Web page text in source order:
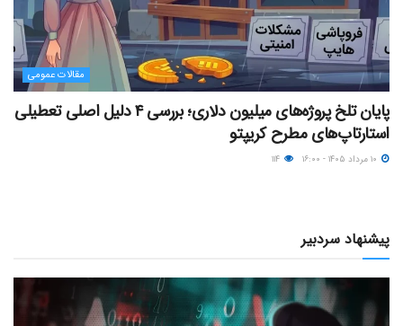
مقالات عمومی
پایان تلخ پروژه‌های میلیون دلاری؛ بررسی ۴ دلیل اصلی تعطیلی
استارتاپ‌های مطرح کریپتو
پیشنهاد سردبیر